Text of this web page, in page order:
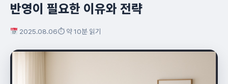
반영이 필요한 이유와 전략
2025.08.06⏱ 약 10분 읽기